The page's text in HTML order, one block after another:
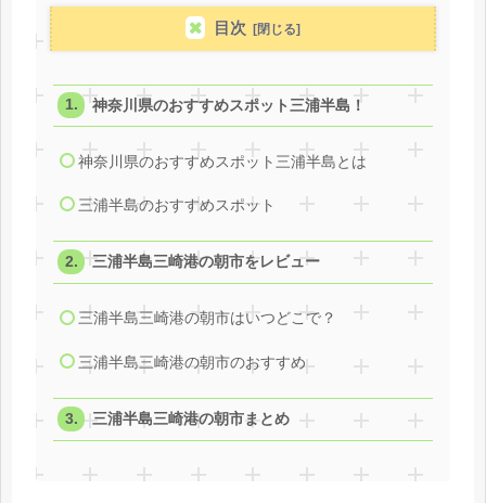
目次
神奈川県のおすすめスポット三浦半島！
神奈川県のおすすめスポット三浦半島とは
三浦半島のおすすめスポット
三浦半島三崎港の朝市をレビュー
三浦半島三崎港の朝市はいつどこで？
三浦半島三崎港の朝市のおすすめ
三浦半島三崎港の朝市まとめ